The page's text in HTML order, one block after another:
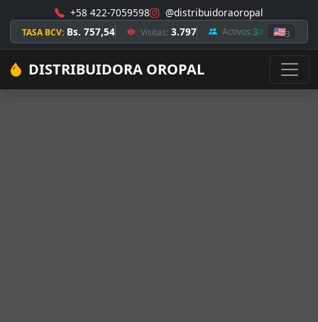
+58 422-7059598 @distribuidoraoropal
TASA BCV: Bs. 757,54 Visitas: 3.797 Activos:3 🇺🇸3
DISTRIBUIDORA OROPAL